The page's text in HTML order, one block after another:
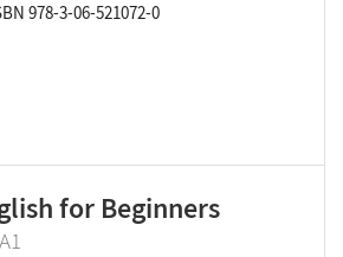
978-3-06-521072-0
for Beginners